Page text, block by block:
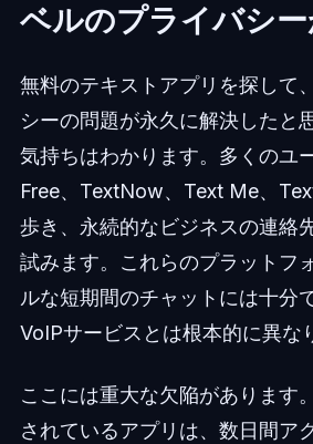
ベルのプライバシ
無料のテキストアプリを探して
シーの問題が永久に解決したと
気持ちはわかります。多くのユ
Free、TextNow、Text Me、
歩き、永続的なビジネスの連絡
試みます。これらのプラットフ
ルな短期間のチャットには十分
VoIPサービスとは根本的に異な
ここには重大な欠陥があります
されているアプリは、数日間ア